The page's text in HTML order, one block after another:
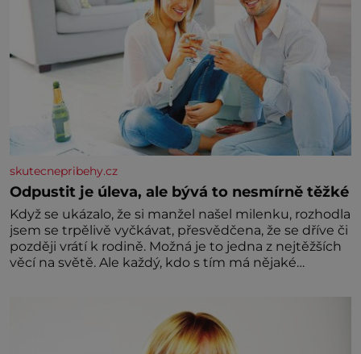
skutecnepribehy.cz
Odpustit je úleva, ale bývá to nesmírně těžké
Když se ukázalo, že si manžel našel milenku, rozhodla
jsem se trpělivě vyčkávat, přesvědčena, že se dříve či
později vrátí k rodině. Možná je to jedna z nejtěžších
věcí na světě. Ale každý, kdo s tím má nějaké